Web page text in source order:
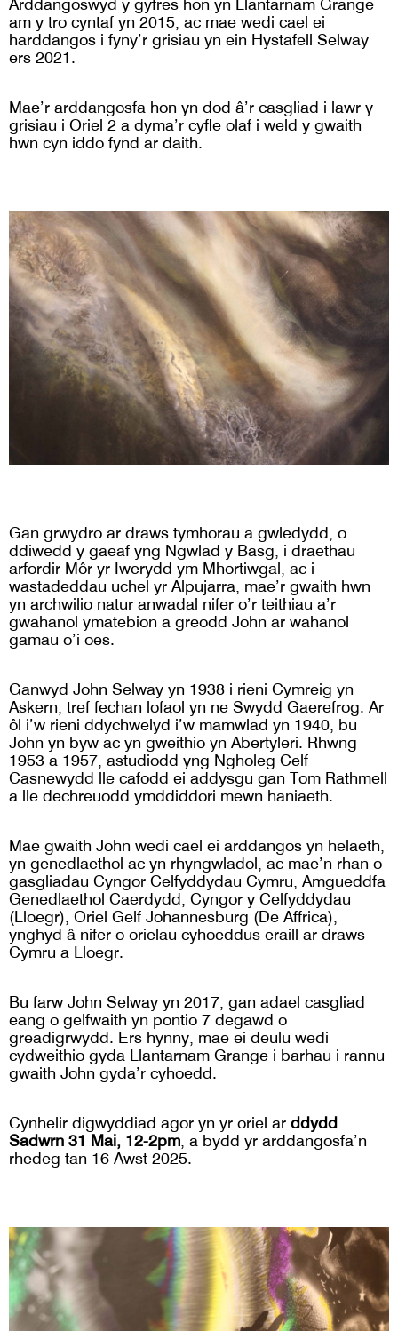
am y tro cyntaf yn 2015, ac mae wedi cael ei
harddangos i fyny’r grisiau yn ein Hystafell Selway
ers 2021.
Mae’r arddangosfa hon yn dod â’r casgliad i lawr y
grisiau i Oriel 2 a dyma’r cyfle olaf i weld y gwaith
hwn cyn iddo fynd ar daith.
Gan grwydro ar draws tymhorau a gwledydd, o
ddiwedd y gaeaf yng Ngwlad y Basg, i draethau
arfordir Môr yr Iwerydd ym Mhortiwgal, ac i
wastadeddau uchel yr Alpujarra, mae’r gwaith hwn
yn archwilio natur anwadal nifer o’r teithiau a’r
gwahanol ymatebion a greodd John ar wahanol
gamau o’i oes.
Ganwyd John Selway yn 1938 i rieni Cymreig yn
Askern, tref fechan lofaol yn ne Swydd Gaerefrog. Ar
ôl i’w rieni ddychwelyd i’w mamwlad yn 1940, bu
John yn byw ac yn gweithio yn Abertyleri. Rhwng
1953 a 1957, astudiodd yng Ngholeg Celf
Casnewydd lle cafodd ei addysgu gan Tom Rathmell
a lle dechreuodd ymddiddori mewn haniaeth.
Mae gwaith John wedi cael ei arddangos yn helaeth,
yn genedlaethol ac yn rhyngwladol, ac mae’n rhan o
gasgliadau Cyngor Celfyddydau Cymru, Amgueddfa
Genedlaethol Caerdydd, Cyngor y Celfyddydau
(Lloegr), Oriel Gelf Johannesburg (De Affrica),
ynghyd â nifer o orielau cyhoeddus eraill ar draws
Cymru a Lloegr.
Bu farw John Selway yn 2017, gan adael casgliad
eang o gelfwaith yn pontio 7 degawd o
greadigrwydd. Ers hynny, mae ei deulu wedi
cydweithio gyda Llantarnam Grange i barhau i rannu
gwaith John gyda’r cyhoedd.
Cynhelir digwyddiad agor yn yr oriel ar ddydd
Sadwrn 31 Mai, 12-2pm, a bydd yr arddangosfa’n
rhedeg tan 16 Awst 2025.